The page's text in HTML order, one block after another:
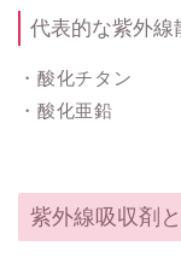
代表的な紫外線
・酸化チタン
・酸化亜鉛
紫外線吸収剤